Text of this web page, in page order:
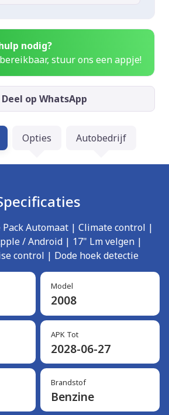
nodig?
stuur ons een appje!
Deel op WhatsApp
Opties Autobedrijf
Pack Automaat | Climate control |
/ Android | 17" Lm velgen |
control | Dode hoek detectie
Model
2008
APK Tot
2028-06-27
Brandstof
Benzine